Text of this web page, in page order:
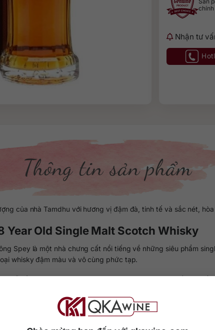
chính
Nhận tư
Thông tin sản phẩm
của nhà Tamdhu với hương vị đậm đà, tinh tế và sắc nét,
Year Old Single Malt Scotch Whisky
Spey là một nhà chưng cất nổi tiếng về những siêu phẩm
whisky đậm màu và vô cùng phức tạp.
gỗ sồi Oloroso Seasoned Sherry và đóng chai trực tiếp với